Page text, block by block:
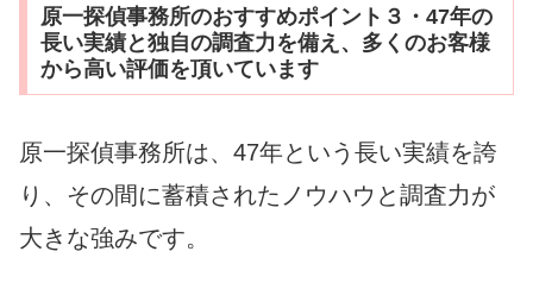
原一探偵事務所のおすすめポイント３・47年の
長い実績と独自の調査力を備え、多くのお客様
から高い評価を頂いています
原一探偵事務所は、47年という長い実績を誇
り、その間に蓄積されたノウハウと調査力が
大きな強みです。